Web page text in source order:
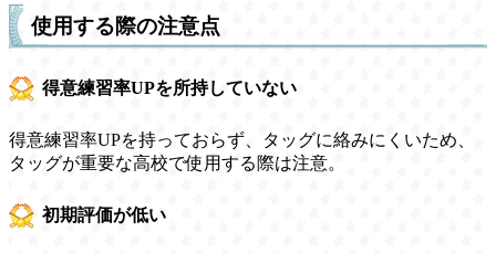
使用する際の注意点
得意練習率UPを所持していない
得意練習率UPを持っておらず、タッグに絡みにくいため、
タッグが重要な高校で使用する際は注意。
初期評価が低い